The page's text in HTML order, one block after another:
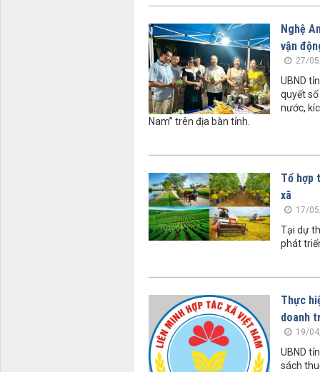
Nghệ
vận
27/
UBND
quyết
nước,
Nam” trên địa bàn tỉnh.
Tổ hợp
xã
17/
Tại dự
phát
Thực
doanh
19/
UBND
sách